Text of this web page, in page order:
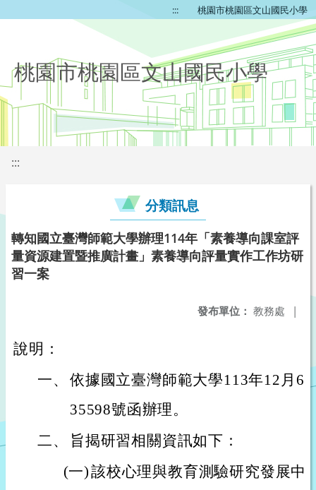
::: 桃園市桃園區文山國民小學
桃園市桃園區文山國民小學
:::
分類訊息
轉知國立臺灣師範大學辦理114年「素養導向課室評
量資源建置暨推廣計畫」素養導向評量實作工作坊研
習一案
發布單位： 教務處 |
說明：
一、 依據國立臺灣師範大學113年12月6
35598號函辦理。
二、
旨揭研習相關資訊如下：
(一)該校心理與教育測驗研究發展中